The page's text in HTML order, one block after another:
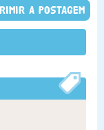
A POSTAGEM